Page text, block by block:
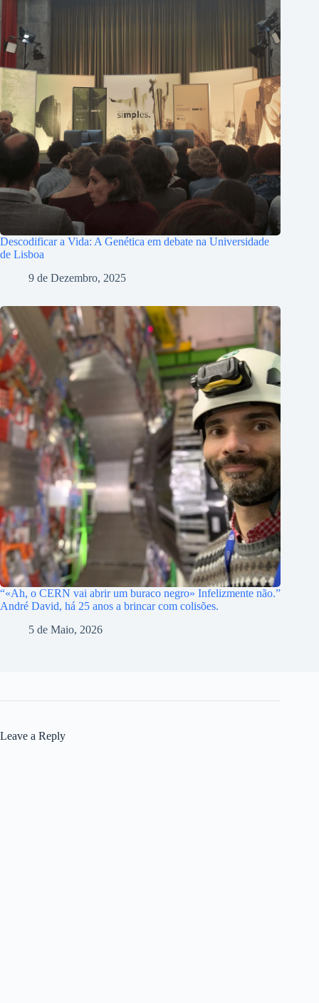
Descodificar a Vida: A Genética em debate na Universidade
de Lisboa
9 de Dezembro, 2025
“«Ah, o CERN vai abrir um buraco negro» Infelizmente não.”
André David, há 25 anos a brincar com colisões.
5 de Maio, 2026
Leave a Reply